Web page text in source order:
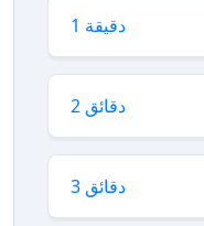
1 دقيقة
2 دقائق
3 دقائق